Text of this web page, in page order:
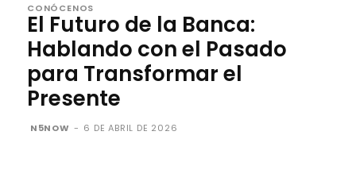
CONÓCENOS
El Futuro de la Banca:
Hablando con el Pasado
para Transformar el
Presente
N5NOW - 6 DE ABRIL DE 2026